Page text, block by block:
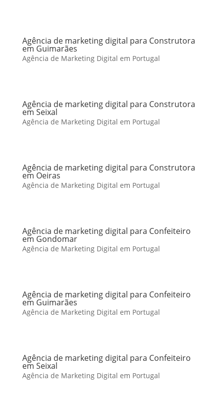
Agência de marketing digital para Construtora
em Guimarães
Agência de Marketing Digital em Portugal
Agência de marketing digital para Construtora
em Seixal
Agência de Marketing Digital em Portugal
Agência de marketing digital para Construtora
em Oeiras
Agência de Marketing Digital em Portugal
Agência de marketing digital para Confeiteiro
em Gondomar
Agência de Marketing Digital em Portugal
Agência de marketing digital para Confeiteiro
em Guimarães
Agência de Marketing Digital em Portugal
Agência de marketing digital para Confeiteiro
em Seixal
Agência de Marketing Digital em Portugal